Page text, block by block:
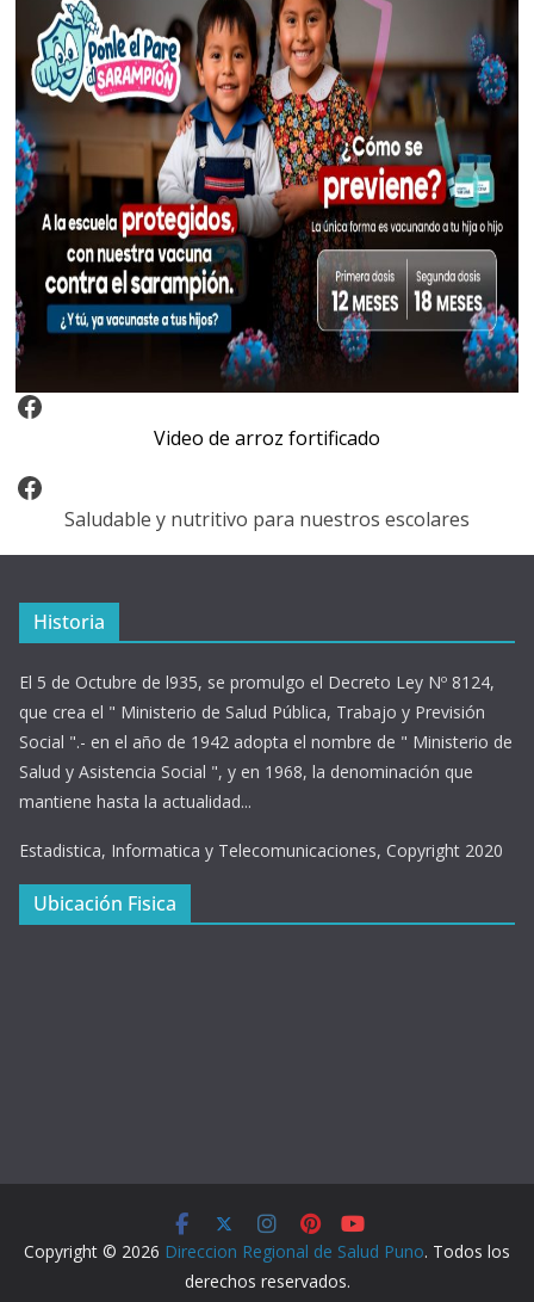
Video Arroz Fortificado
Video de arroz fortificado
Facebook
Saludable y nutritivo para nuestros escolares
Historia
El 5 de Octubre de l935, se promulgo el Decreto Ley Nº 8124,
que crea el " Ministerio de Salud Pública, Trabajo y Previsión
Social ".- en el año de 1942 adopta el nombre de " Ministerio de
Salud y Asistencia Social ", y en 1968, la denominación que
mantiene hasta la actualidad...
Estadistica, Informatica y Telecomunicaciones, Copyright 2020
Ubicación Fisica
Copyright © 2026 Direccion Regional de Salud Puno. Todos los
derechos reservados.